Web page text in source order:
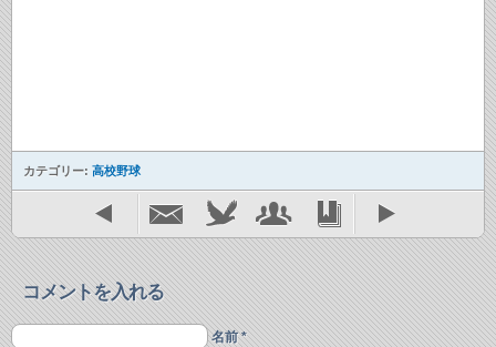
カテゴリー: 高校野球
コメントを入れる
名前 *